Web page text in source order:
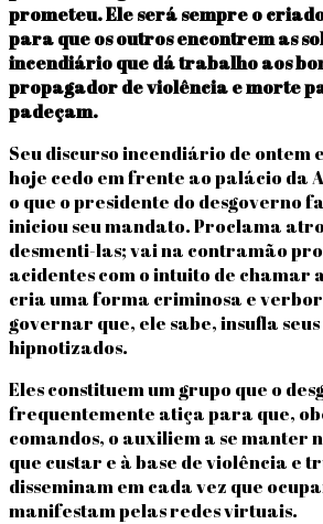
prometeu. Ele será sempre o
para que os outros encontrem as
incendiário que dá trabalho aos
propagador de violência e morte
padeçam.
Seu discurso incendiário de ontem
hoje cedo em frente ao palácio da
o que o presidente do desgoverno
iniciou seu mandato. Proclama
desmenti-las; vai na contramão
acidentes com o intuito de chamar
cria uma forma criminosa e
governar que, ele sabe, insufla seus
hipnotizados.
Eles constituem um grupo que o
frequentemente atiça para que,
comandos, o auxiliem a se manter
que custar e à base de violência e
disseminam em cada vez que
manifestam pelas redes virtuais.